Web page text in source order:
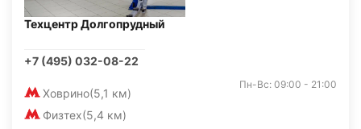
Техцентр Долгопрудный
+7 (495) 032-08-22
Ховрино(5,1 км)
Физтех(5,4 км)
Пн-Вс: 09:00 - 21:00